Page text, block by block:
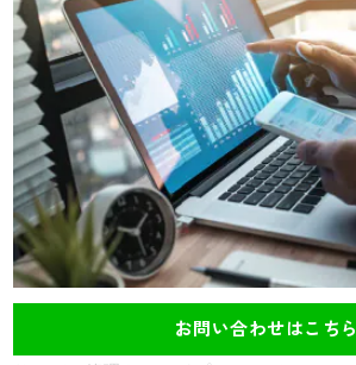
お問い合わせはこちら